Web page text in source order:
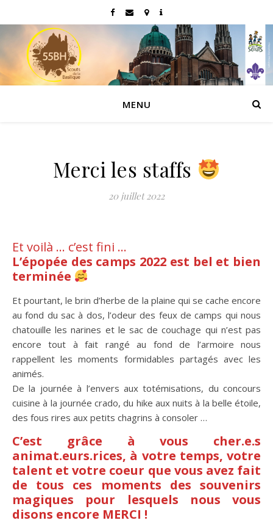
MENU
Merci les staffs
20 juillet 2022
Et voilà … c’est fini …
L’épopée des camps 2022 est bel et bien
terminée
Et pourtant, le brin d’herbe de la plaine qui se cache encore
au fond du sac à dos, l’odeur des feux de camps qui nous
chatouille les narines et le sac de couchage qui n’est pas
encore tout à fait rangé au fond de l’armoire nous
rappellent les moments formidables partagés avec les
animés.
De la journée à l’envers aux totémisations, du concours
cuisine à la journée crado, du hike aux nuits à la belle étoile,
des fous rires aux petits chagrins à consoler …
C’est grâce à vous cher.e.s
animat.eurs.rices, à votre temps, votre
talent et votre coeur que vous avez fait
de tous ces moments des souvenirs
magiques pour lesquels nous vous
disons encore MERCI !